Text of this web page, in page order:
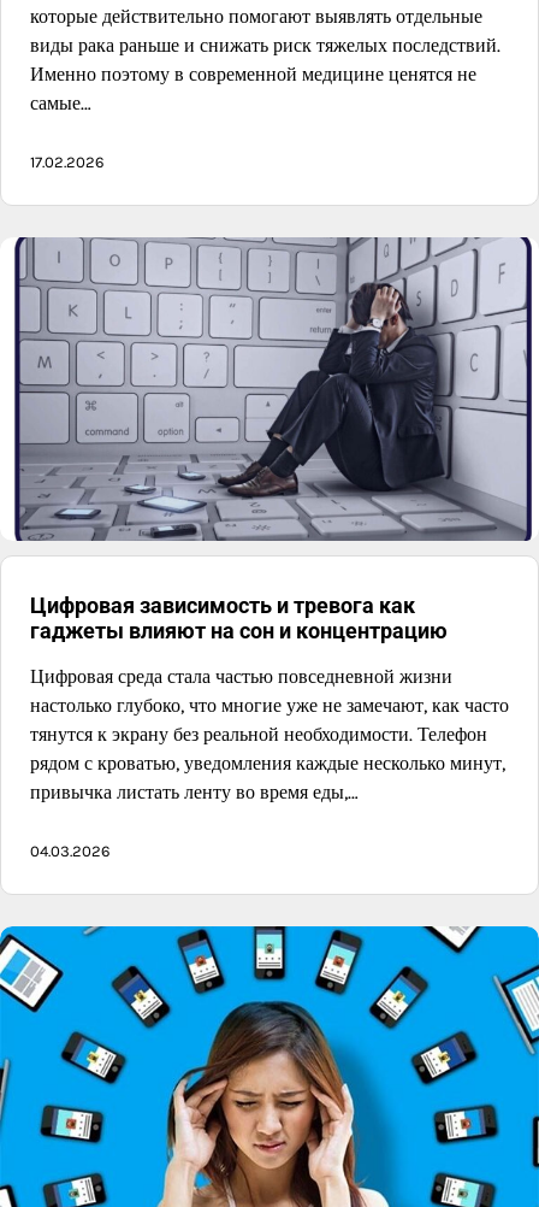
которые действительно помогают выявлять отдельные
виды рака раньше и снижать риск тяжелых последствий.
Именно поэтому в современной медицине ценятся не
самые…
17.02.2026
Цифровая зависимость и тревога как
гаджеты влияют на сон и концентрацию
Цифровая среда стала частью повседневной жизни
настолько глубоко, что многие уже не замечают, как часто
тянутся к экрану без реальной необходимости. Телефон
рядом с кроватью, уведомления каждые несколько минут,
привычка листать ленту во время еды,…
04.03.2026